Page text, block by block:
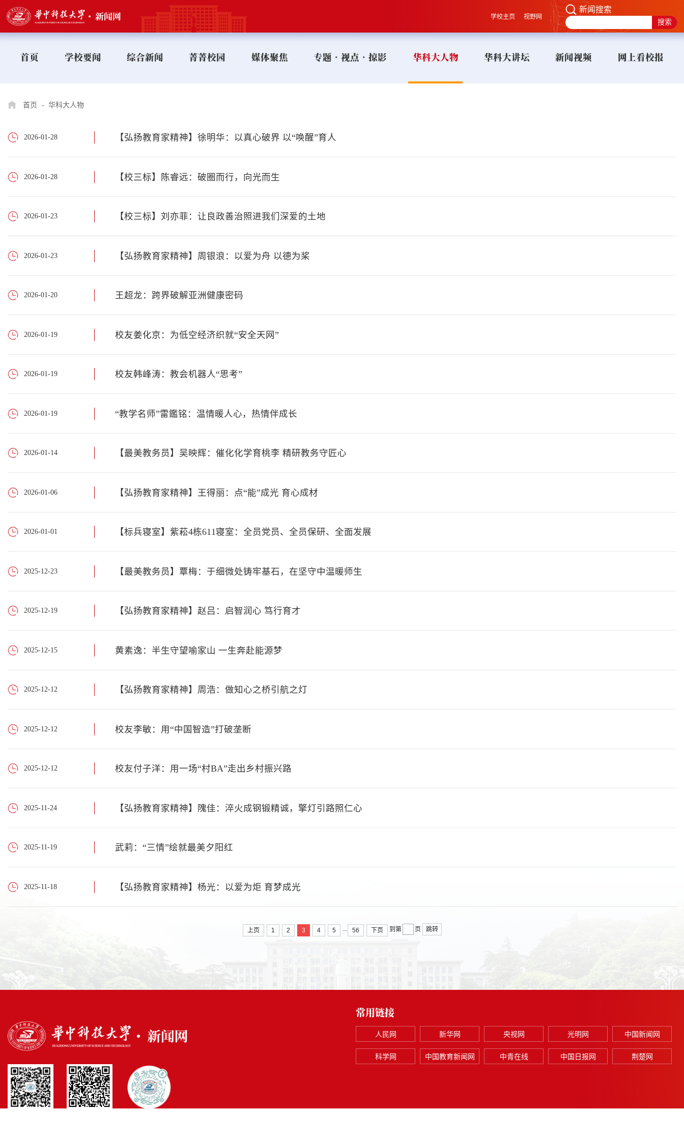
学校主页 视野网
新闻搜索
首页 学校要闻 综合新闻 菁菁校园 媒体聚焦 专题•视点•掠影 华科大人物 华科大讲坛 新闻视频 网上看校报
首页 - 华科大人物
2026-01-28 【弘扬教育家精神】徐明华：以真心破界 以“唤醒”育人
2026-01-28 【校三标】陈睿远：破圈而行，向光而生
2026-01-23 【校三标】刘亦菲：让良政善治照进我们深爱的土地
2026-01-23 【弘扬教育家精神】周银浪：以爱为舟 以德为桨
2026-01-20 王超龙：跨界破解亚洲健康密码
2026-01-19 校友姜化京：为低空经济织就“安全天网”
2026-01-19 校友韩峰涛：教会机器人“思考”
2026-01-19 “教学名师”雷鑑铭：温情暖人心，热情伴成长
2026-01-14 【最美教务员】吴映辉：催化化学育桃李 精研教务守匠心
2026-01-06 【弘扬教育家精神】王得丽：点“能”成光 育心成材
2026-01-01 【标兵寝室】紫菘4栋611寝室：全员党员、全员保研、全面发展
2025-12-23 【最美教务员】覃梅：于细微处铸牢基石，在坚守中温暖师生
2025-12-19 【弘扬教育家精神】赵吕：启智润心 笃行育才
2025-12-15 黄素逸：半生守望喻家山 一生奔赴能源梦
2025-12-12 ​【弘扬教育家精神】周浩：做知心之桥引航之灯
2025-12-12 校友李敏：用“中国智造”打破垄断
2025-12-12 校友付子洋：用一场“村BA”走出乡村振兴路
2025-11-24 【弘扬教育家精神】隗佳：淬火成钢锻精诚，擎灯引路照仁心
2025-11-19 武莉：“三情”绘就最美夕阳红
2025-11-18 【弘扬教育家精神】杨光：以爱为炬 育梦成光
上页 1 2 3 4 5 ... 56 下页 到第 页 跳转
常用链接
人民网 新华网 央视网 光明网 中国新闻网
科学网 中国教育新闻网 中青在线 中国日报网 荆楚网